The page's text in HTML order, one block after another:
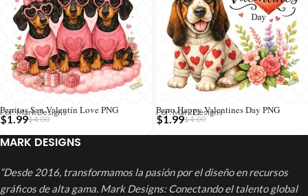
Perritos San Valentín Love PNG
Por: Mark Designs
$4.00
$1.99
Perro Happy Valentines Day PNG
Por: Mark Designs
$4.00
$1.99
MARK DESIGNS
“Desde 2016, transformamos la pasión por el diseño en recursos
gráficos de alta gama. Mark Designs: Conectando el talento global